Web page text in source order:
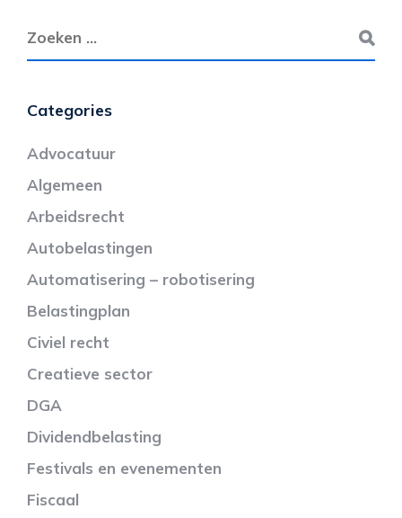
Categories
Advocatuur
Algemeen
Arbeidsrecht
Autobelastingen
Automatisering – robotisering
Belastingplan
Civiel recht
Creatieve sector
DGA
Dividendbelasting
Festivals en evenementen
Fiscaal